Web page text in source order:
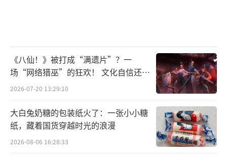
《八仙！》被打成“满遗片”？一
场“网络猎巫”的狂欢！ 文化自信还是
焦虑？
2026-07-20 13:29:10
大白兔奶糖的包装纸火了：一张小小糖
纸，藏着国货穿越时光的浪漫
2026-08-06 16:28:33